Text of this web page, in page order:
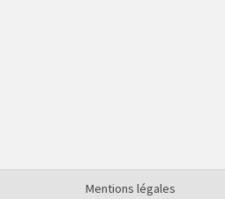
Mentions légales